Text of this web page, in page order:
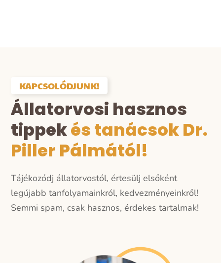
KAPCSOLÓDJUNK!
Állatorvosi hasznos
tippekés tanácsok Dr.
Piller Pálmától!
Tájékozódj állatorvostól, értesülj elsőként
legújabb tanfolyamainkról, kedvezményeinkről!
Semmi spam, csak hasznos, érdekes tartalmak!